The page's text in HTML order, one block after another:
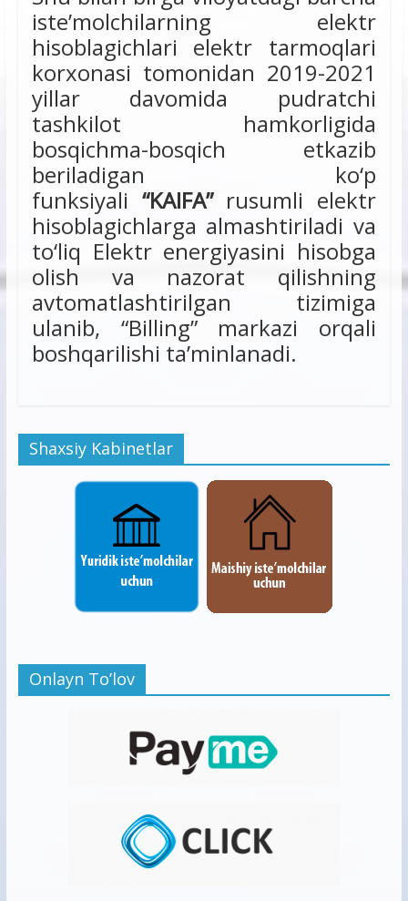
iste’molchilarning elektr
hisoblagichlari elektr tarmoqlari
korxonasi tomonidan 2019-2021
yillar davomida pudratchi
tashkilot hamkorligida
bosqichma-bosqich etkazib
beriladigan ko‘p
funksiyali “KAIFA”rusumli elektr
hisoblagichlarga almashtiriladi va
to‘liq Elektr energiyasini hisobga
olish va nazorat qilishning
avtomatlashtirilgan tizimiga
ulanib, “Billing” markazi orqali
boshqarilishi ta’minlanadi.
Shaxsiy Kabinetlar
Onlayn To’lov